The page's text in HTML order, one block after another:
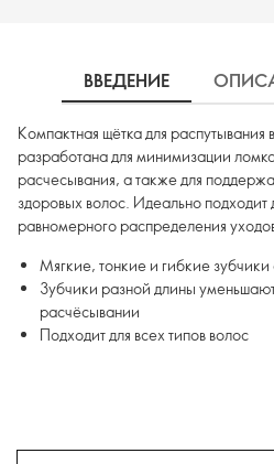
ВВЕДЕНИЕ
Компактная щётка для распутывания
разработана для минимизации
расчесывания, а также для
здоровых волос. Идеально подходит
равномерного распределения
Мягкие, тонкие и гибкие
Зубчики разной длины
расчёсывании
Подходит для всех типов волос